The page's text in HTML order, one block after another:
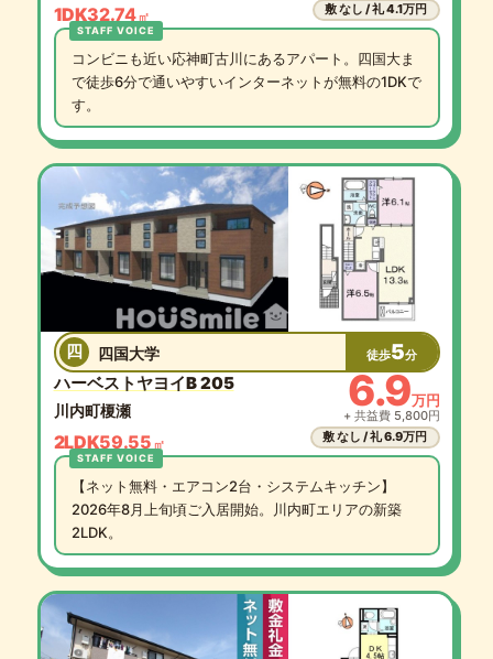
1DK32.74㎡
敷 なし / 礼 4.1万円
コンビニも近い応神町古川にあるアパート。四国大ま
で徒歩6分で通いやすいインターネットが無料の1DKで
す。
四 四国大学 徒歩5分
ハーベストヤヨイB 205
川内町榎瀬
2LDK59.55 ㎡
6.9万円
+ 共益費 5,800円
敷 なし / 礼 6.9万円
【ネット無料・エアコン2台・システムキッチン】
2026年8月上旬頃ご入居開始。川内町エリアの新築
2LDK。